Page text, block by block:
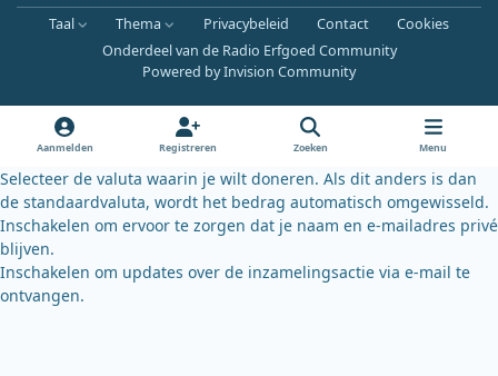
a
c
e
k
o
u
l
u
k
y
Taal Thema Privacybeleid Contact
Cookies
Onderdeel van de Radio Erfgoed Community
Powered byInvision Community
Aanmelden Registreren Zoeken Menu
Selecteer de valuta waarin je wilt doneren. Als dit anders is dan
de standaardvaluta, wordt het bedrag automatisch omgewisseld.
Inschakelen om ervoor te zorgen dat je naam en e-mailadres privé
blijven.
Inschakelen om updates over de inzamelingsactie via e-mail te
ontvangen.